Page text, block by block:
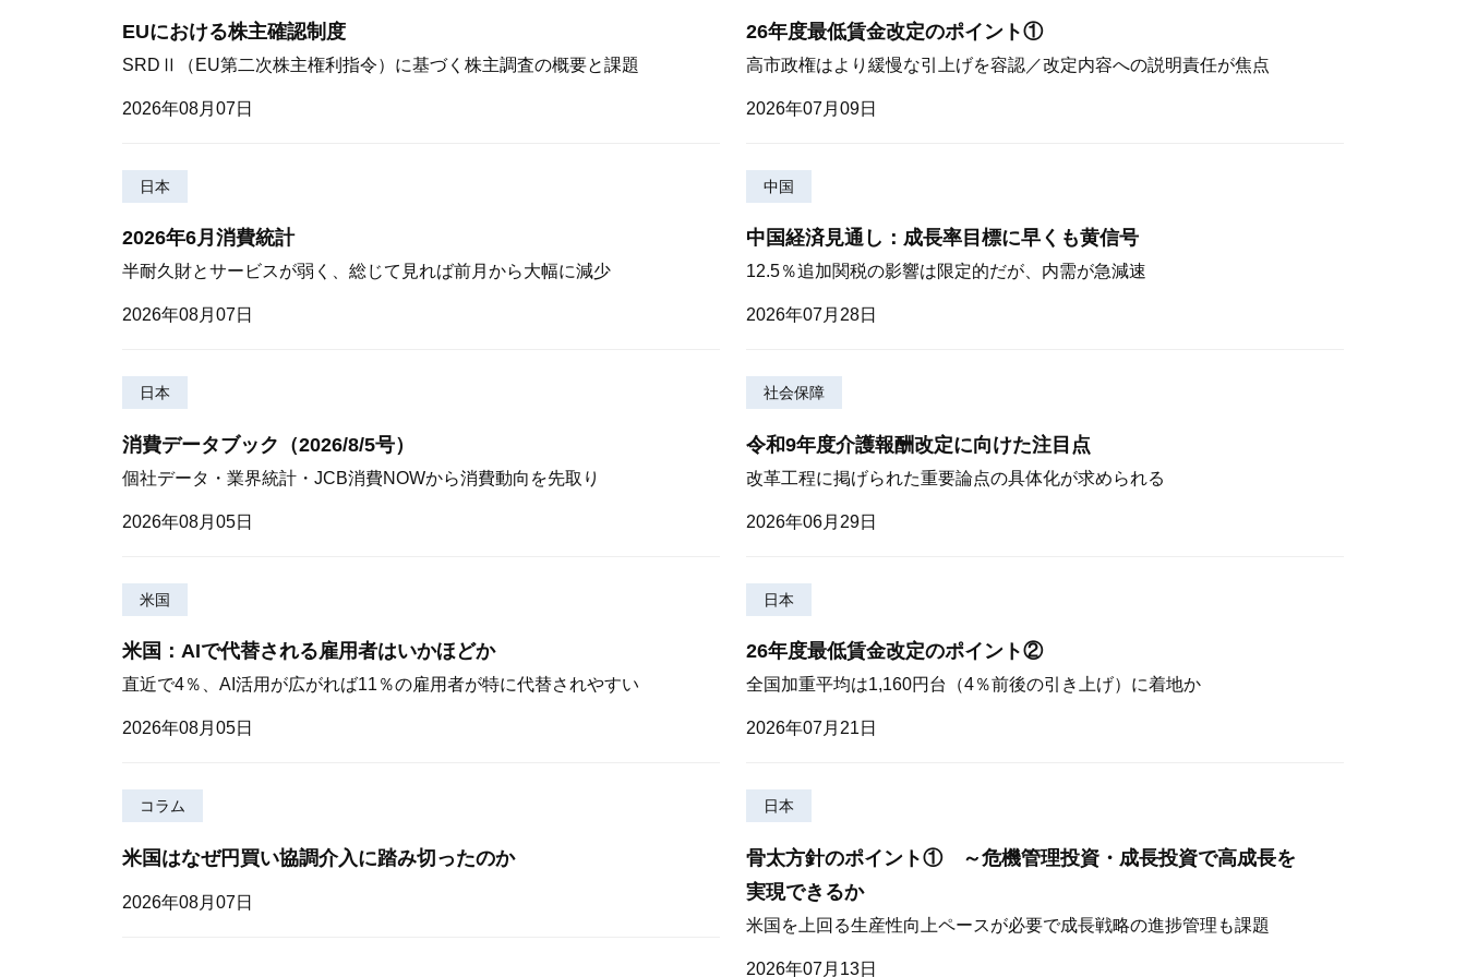
EUにおける株主確認制度
SRDⅡ（EU第二次株主権利指令）に基づく株主調査の概要と課題
2026年08月07日
日本
2026年6月消費統計
半耐久財とサービスが弱く、総じて見れば前月から大幅に減少
2026年08月07日
日本
消費データブック（2026/8/5号）
個社データ・業界統計・JCB消費NOWから消費動向を先取り
2026年08月05日
米国
米国：AIで代替される雇用者はいかほどか
直近で4％、AI活用が広がれば11％の雇用者が特に代替されやすい
2026年08月05日
コラム
米国はなぜ円買い協調介入に踏み切ったのか
2026年08月07日
26年度最低賃金改定のポイント①
高市政権はより緩慢な引上げを容認／改定内容への説明責任が焦点
2026年07月09日
中国
中国経済見通し：成長率目標に早くも黄信号
12.5％追加関税の影響は限定的だが、内需が急減速
2026年07月28日
社会保障
令和9年度介護報酬改定に向けた注目点
改革工程に掲げられた重要論点の具体化が求められる
2026年06月29日
日本
26年度最低賃金改定のポイント②
全国加重平均は1,160円台（4％前後の引き上げ）に着地か
2026年07月21日
日本
骨太方針のポイント① ～危機管理投資・成長投資で高成長を
実現できるか
米国を上回る生産性向上ペースが必要で成長戦略の進捗管理も課題
2026年07月13日